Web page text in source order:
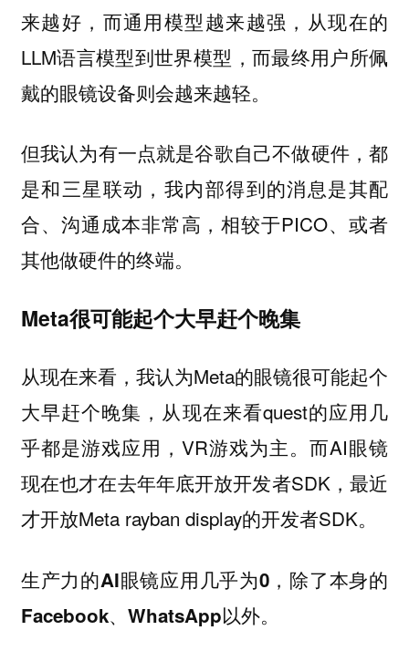
来越好，而通用模型越来越强，从现在的
LLM语言模型到世界模型，而最终用户所佩
戴的眼镜设备则会越来越轻。
但我认为有一点就是谷歌自己不做硬件，都
是和三星联动，我内部得到的消息是其配
合、沟通成本非常高，相较于PICO、或者
其他做硬件的终端。
Meta很可能起个大早赶个晚集
从现在来看，我认为Meta的眼镜很可能起个
大早赶个晚集，从现在来看quest的应用几
乎都是游戏应用，VR游戏为主。而AI眼镜
现在也才在去年年底开放开发者SDK，最近
才开放Meta rayban display的开发者SDK。
生产力的AI眼镜应用几乎为0，除了本身的
Facebook、WhatsApp以外。